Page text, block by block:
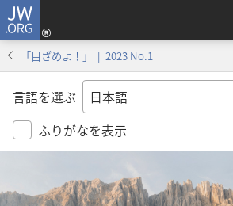
JW.ORG
「目ざめよ！」 | 2023 No.1
言語を選ぶ
ふりがなを表示